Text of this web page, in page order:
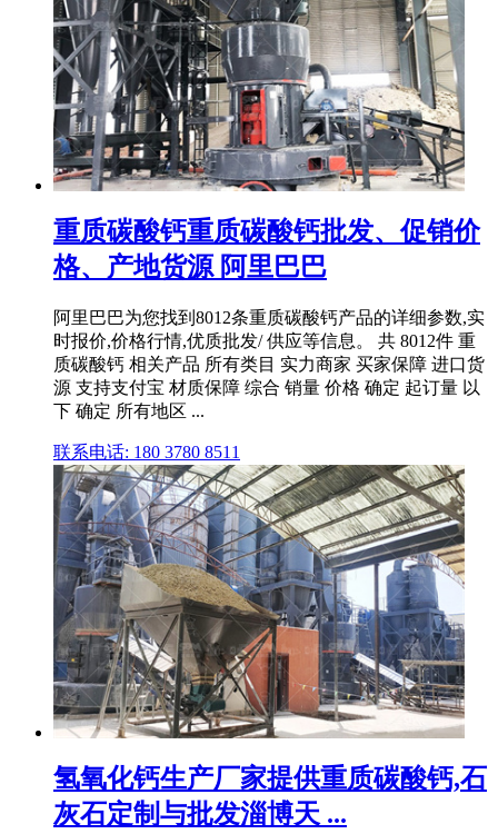
重质碳酸钙重质碳酸钙批发、促销价
格、产地货源 阿里巴巴
阿里巴巴为您找到8012条重质碳酸钙产品的详细参数,实
时报价,价格行情,优质批发/ 供应等信息。 共 8012件 重
质碳酸钙 相关产品 所有类目 实力商家 买家保障 进口货
源 支持支付宝 材质保障 综合 销量 价格 确定 起订量 以
下 确定 所有地区 ...
联系电话: 180 3780 8511
氢氧化钙生产厂家提供重质碳酸钙,石
灰石定制与批发淄博天 ...